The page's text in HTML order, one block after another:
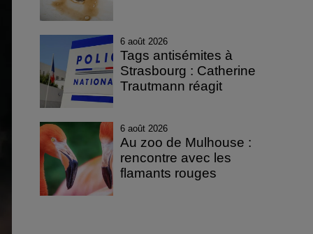
6 août 2026
Tags antisémites à
Strasbourg : Catherine
Trautmann réagit
6 août 2026
Au zoo de Mulhouse :
rencontre avec les
flamants rouges